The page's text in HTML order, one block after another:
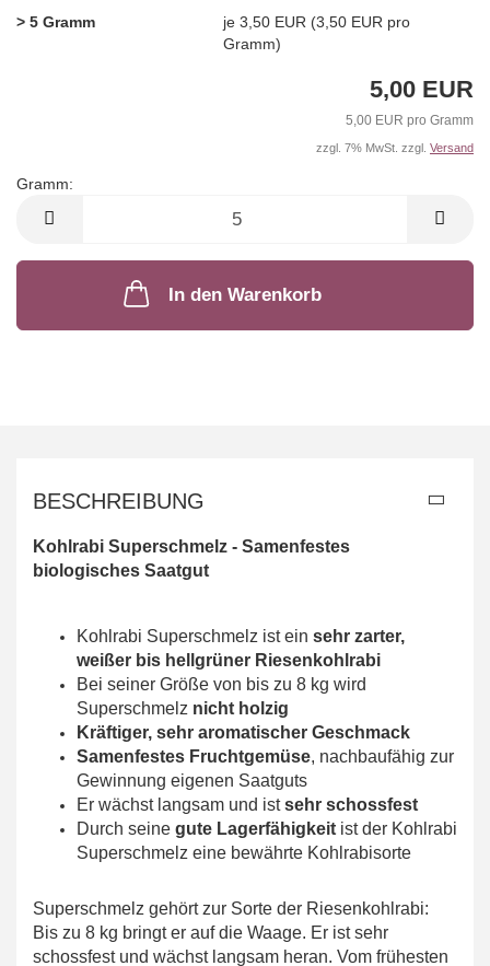
> 5 Gramm
je 3,50 EUR (3,50 EUR pro
Gramm)
5,00 EUR
5,00 EUR pro Gramm
zzgl. 7% MwSt. zzgl. Versand
Gramm:
In den Warenkorb
BESCHREIBUNG
Kohlrabi Superschmelz - Samenfestes
biologisches Saatgut
Kohlrabi Superschmelz ist ein sehr zarter,
weißer bis hellgrüner Riesenkohlrabi
Bei seiner Größe von bis zu 8 kg wird
Superschmelz nicht holzig
Kräftiger, sehr aromatischer Geschmack
Samenfestes Fruchtgemüse, nachbaufähig zur
Gewinnung eigenen Saatguts
Er wächst langsam und istsehr schossfest
Durch seine gute Lagerfähigkeit ist der Kohlrabi
Superschmelz eine bewährte Kohlrabisorte
Superschmelz gehört zur Sorte der Riesenkohlrabi:
Bis zu 8 kg bringt er auf die Waage. Er ist sehr
schossfest und wächst langsam heran. Vom frühesten